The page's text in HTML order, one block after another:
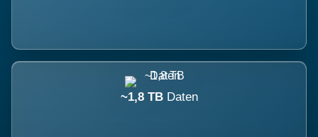
~1,8 TB Daten